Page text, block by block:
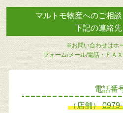
マルトモ物産へのご相
下記の連絡先
※お問い合わせはホ
フォーム/メール/電話・ＦＡ
電話番
（店舗）